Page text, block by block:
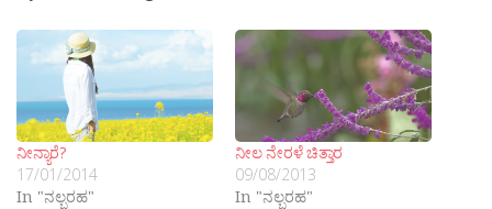
ನೀನ್ಯಾರೆ?
17/01/2014
In "ನಲ್ಬರಹ"
ನೀಲ ನೇರಳೆ ಚಿತ್ತಾರ
09/08/2013
In "ನಲ್ಬರಹ"